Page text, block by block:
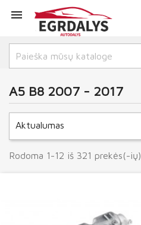

A5 B8 2007 - 2017
Aktualumas
Rodoma 1-12 iš 321 prekės(-ių)